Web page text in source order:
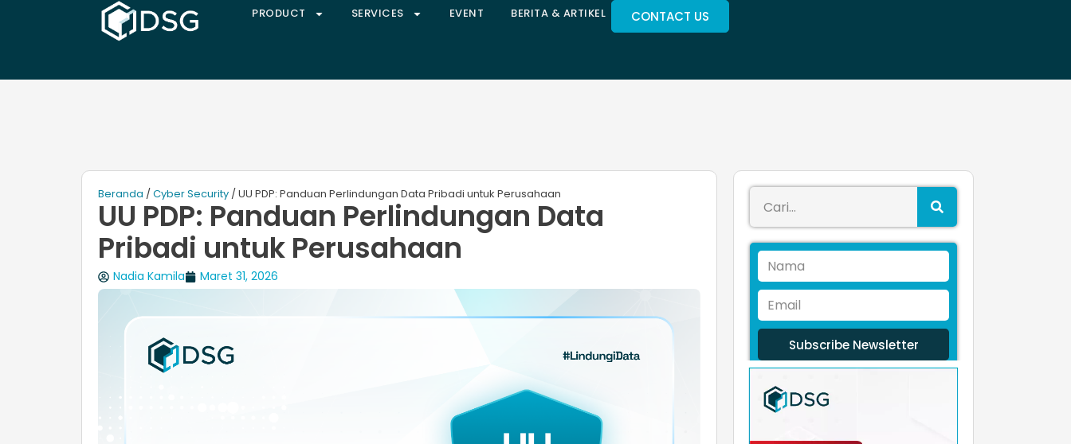
PRODUCT SERVICES EVENT BERITA & ARTIKEL CONTACT US
Beranda /Cyber Security / UU PDP: Panduan Perlindungan Data Pribadi untuk Perusahaan
UU PDP: Panduan Perlindungan Data
Pribadi untuk Perusahaan
Nadia Kamila Maret 31, 2026
Subscribe Newsletter